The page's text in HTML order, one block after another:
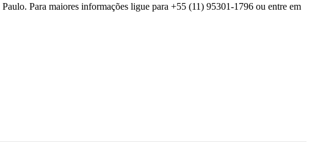
Para maiores informações ligue para +55 (11) 95301-1796 ou entre em